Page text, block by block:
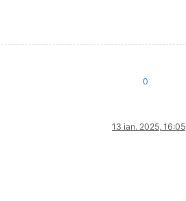
0
13 ian. 2025, 16:05